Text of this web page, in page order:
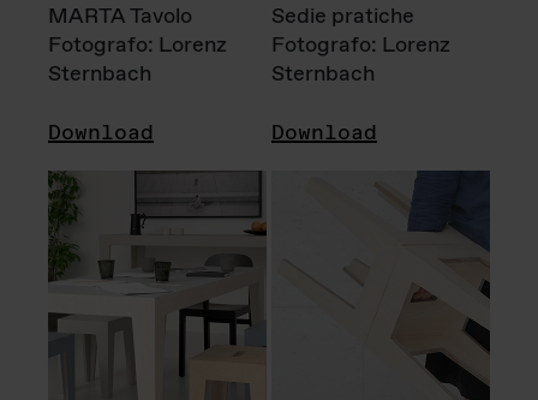
MARTA Tavolo
Fotografo: Lorenz
Sternbach
Download
Sedie pratiche
Fotografo: Lorenz
Sternbach
Download